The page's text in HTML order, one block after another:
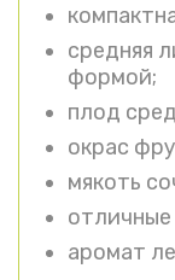
средняя
формой;
плод
окрас
мякоть
отличные
аромат